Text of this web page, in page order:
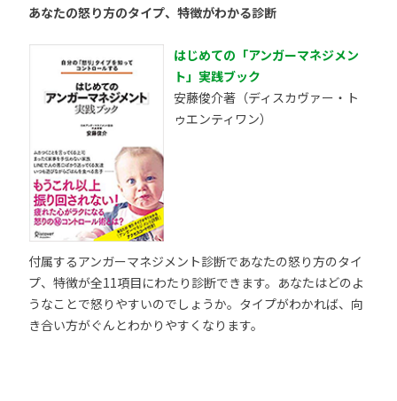
あなたの怒り方のタイプ、特徴がわかる診断
はじめての「アンガーマネジメン
ト」実践ブック
安藤俊介著（ディスカヴァー・ト
ゥエンティワン）
付属するアンガーマネジメント診断であなたの怒り方のタイ
プ、特徴が全11項目にわたり診断できます。あなたはどのよ
うなことで怒りやすいのでしょうか。タイプがわかれば、向
き合い方がぐんとわかりやすくなります。